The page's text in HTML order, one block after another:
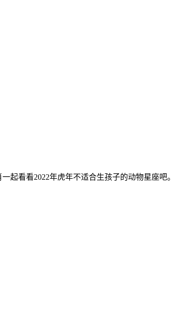
起看看2022年虎年不适合生孩子的动物星座吧。